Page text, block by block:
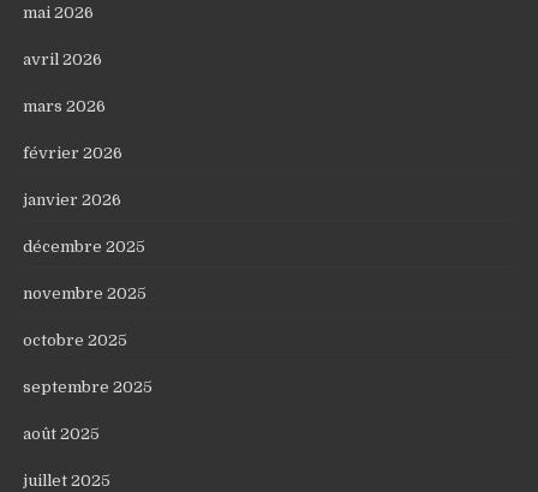
mai 2026
avril 2026
mars 2026
février 2026
janvier 2026
décembre 2025
novembre 2025
octobre 2025
septembre 2025
août 2025
juillet 2025